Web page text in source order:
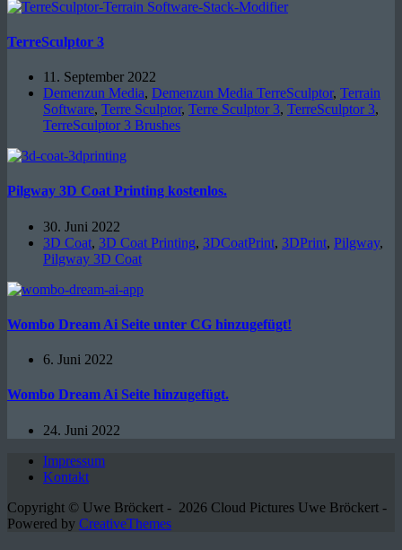
TerreSculptor 3
11. September 2022
Demenzun Media, Demenzun Media TerreSculptor, Terrain
Software, Terre Sculptor, Terre Sculptor 3, TerreSculptor 3,
TerreSculptor 3 Brushes
Pilgway 3D Coat Printing kostenlos.
30. Juni 2022
3D Coat, 3D Coat Printing, 3DCoatPrint, 3DPrint, Pilgway,
Pilgway 3D Coat
Wombo Dream Ai Seite unter CG hinzugefügt!
6. Juni 2022
Wombo Dream Ai Seite hinzugefügt.
24. Juni 2022
Impressum
Kontakt
Copyright © Uwe Bröckert - 2026 Cloud Pictures Uwe Bröckert -
Powered by CreativeThemes